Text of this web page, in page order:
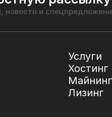
новости и
Услуги
Хостинг
Лизинг